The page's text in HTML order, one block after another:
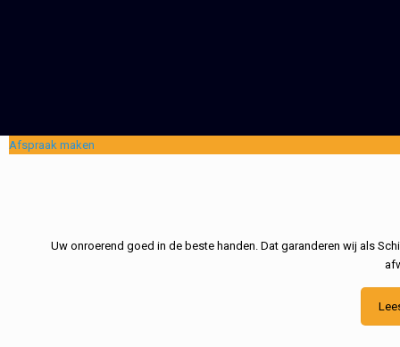
Afspraak maken
Uw onroerend goed in de beste handen. Dat garanderen wij als